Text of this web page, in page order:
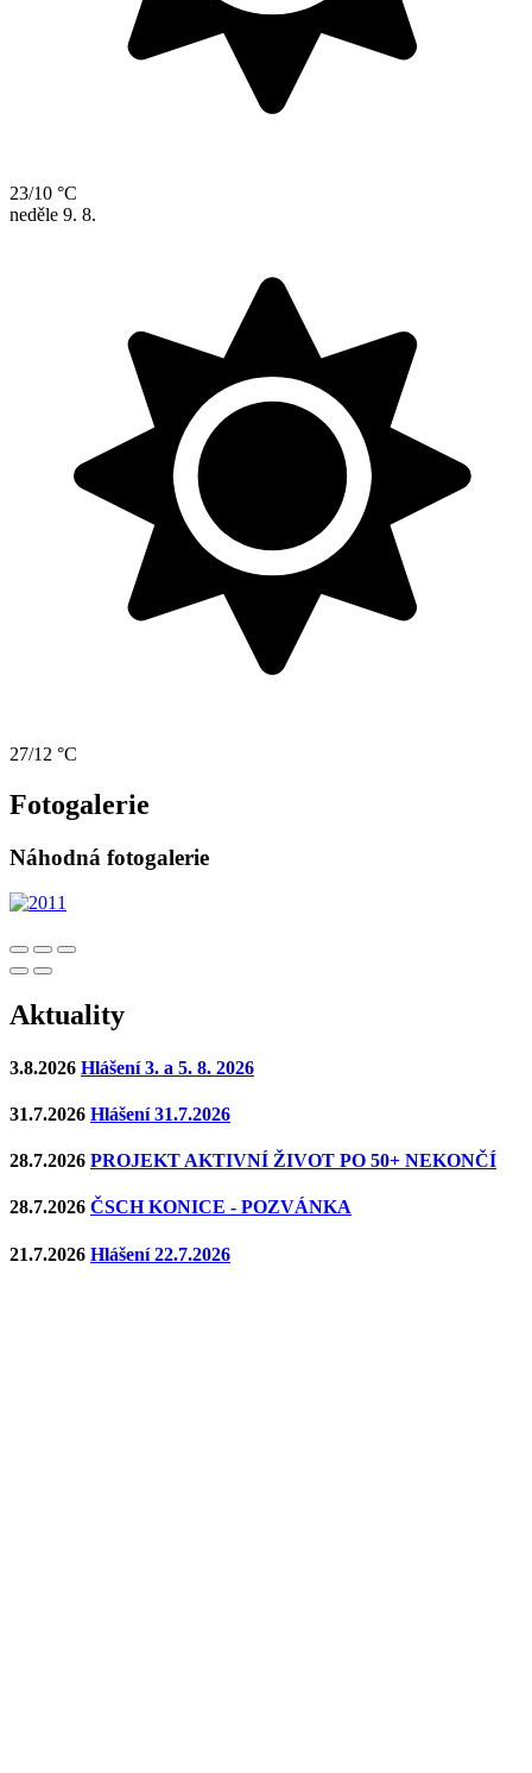
23/10 °C
neděle 9. 8.
27/12 °C
Fotogalerie
Náhodná fotogalerie
Aktuality
3.8.2026 Hlášení 3. a 5. 8. 2026
31.7.2026 Hlášení 31.7.2026
28.7.2026 PROJEKT AKTIVNÍ ŽIVOT PO 50+ NEKONČÍ
28.7.2026 ČSCH KONICE - POZVÁNKA
21.7.2026 Hlášení 22.7.2026